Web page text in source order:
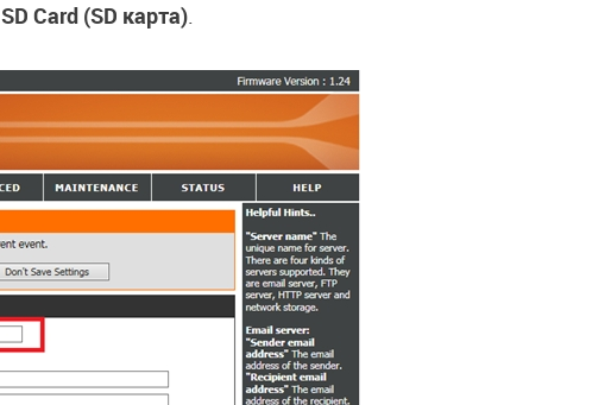
SD Card (SD карта).